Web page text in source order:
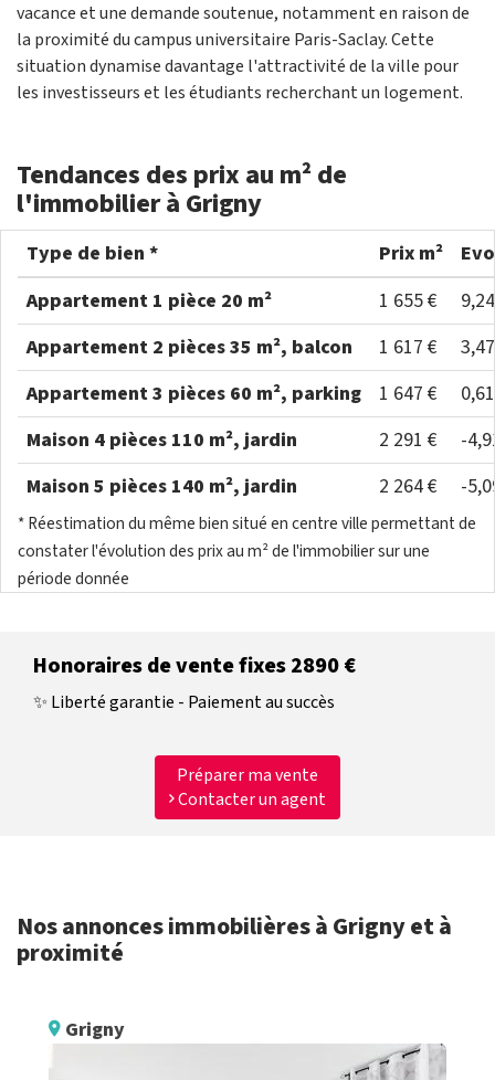
vacance et une demande soutenue, notamment en raison de
la proximité du campus universitaire Paris-Saclay. Cette
situation dynamise davantage l'attractivité de la ville pour
les investisseurs et les étudiants recherchant un logement.
Tendances des prix au m² de
l'immobilier à Grigny
Type de bien * Prix m²
Appartement 1 pièce 20 m²
1 655 €
Appartement 2 pièces 35 m², balcon
1 617 €
Appartement 3 pièces 60 m², parking
1 647 €
Maison 4 pièces 110 m², jardin
2 291 €
-
Maison 5 pièces 140 m², jardin
2 264 € -
* Réestimation du même bien situé en centre ville permettant de
constater l'évolution des prix au m² de l'immobilier sur une
période donnée
Honoraires de vente fixes 2890 €
✨ Liberté garantie - Paiement au succès
Préparer ma vente
Contacter un agent
Nos annonces immobilières à Grigny et à
proximité
Grigny